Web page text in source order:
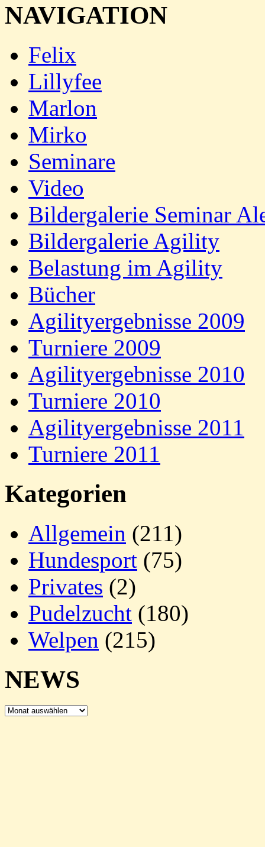
NAVIGATION
Felix
Lillyfee
Marlon
Mirko
Seminare
Video
Bildergalerie Seminar
Bildergalerie Agility
Belastung im Agility
Bücher
Agilityergebnisse 2009
Turniere 2009
Agilityergebnisse 2010
Turniere 2010
Agilityergebnisse 2011
Turniere 2011
Kategorien
Allgemein (211)
Hundesport (75)
Privates (2)
Pudelzucht (180)
Welpen (215)
NEWS
NEWS